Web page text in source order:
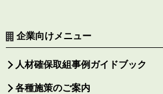
企業向けメニュー
人材確保取組事例ガイドブック
各種施策のご案内